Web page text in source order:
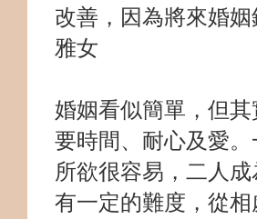
改善，因為將來婚姻
雅女
婚姻看似簡單，但
要時間、耐心及愛
所欲很容易，二人成
有一定的難度，從